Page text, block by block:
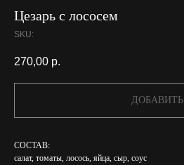
Цезарь с лососем
SKU:
270,00 р.
ДОБАВИТЬ
СОСТАВ:
салат, томаты, лосось, яйца, сыр, соус